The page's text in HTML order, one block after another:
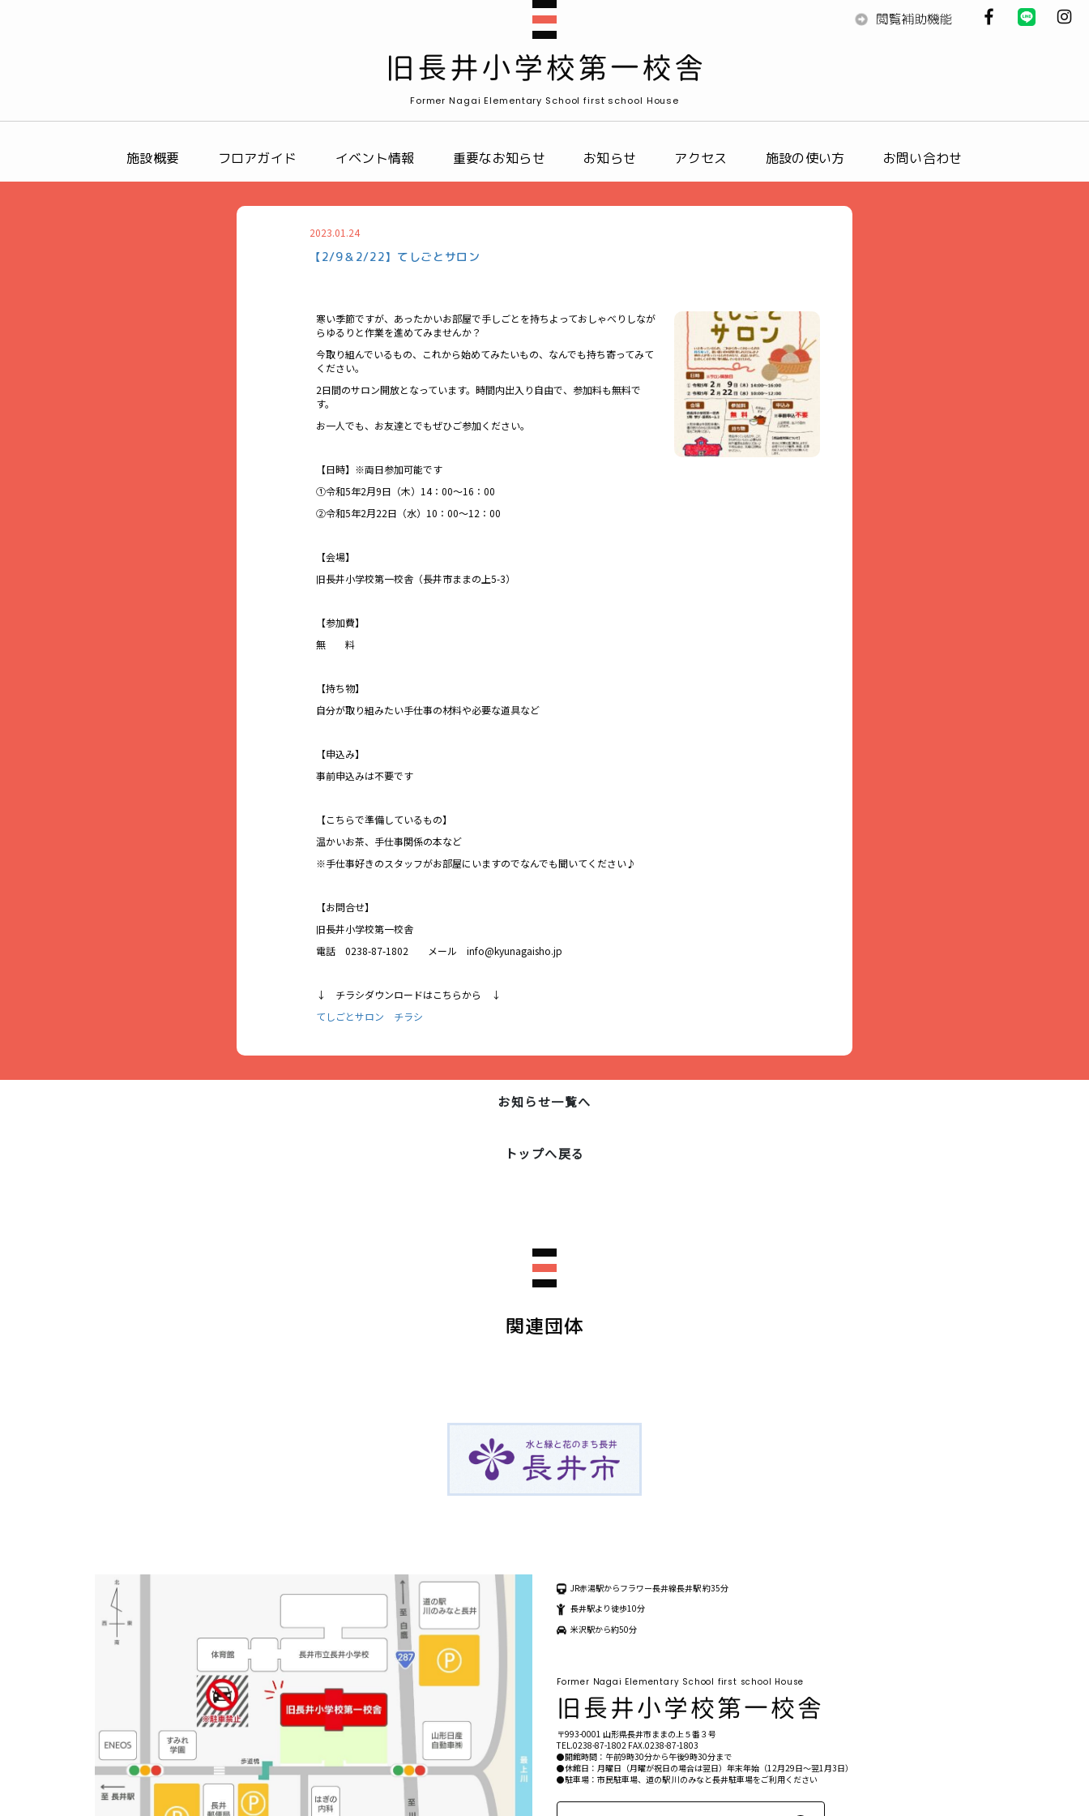
Former Nagai Elementary School first school House
施設概要 フロアガイド イベント情報 重要なお知らせ お知らせ アクセス 施設の使い方 お問い合わせ
2023.01.24
【2/9＆2/22】てしごとサロン
寒い季節ですが、あったかいお部屋で手しごとを持ちよっておしゃべりしなが
らゆるりと作業を進めてみませんか？
今取り組んでいるもの、これから始めてみたいもの、なんでも持ち寄ってみて
ください。
2日間のサロン開放となっています。時間内出入り自由で、参加料も無料で
す。
お一人でも、お友達とでもぜひご参加ください。
【日時】※両日参加可能です
①令和5年2月9日（木）14：00～16：00
②令和5年2月22日（水）10：00～12：00
【会場】
旧長井小学校第一校舎（長井市ままの上5-3）
【参加費】
無 料
【持ち物】
自分が取り組みたい手仕事の材料や必要な道具など
【申込み】
事前申込みは不要です
【こちらで準備しているもの】
温かいお茶、手仕事関係の本など
※手仕事好きのスタッフがお部屋にいますのでなんでも聞いてください♪
【お問合せ】
旧長井小学校第一校舎
電話 0238-87-1802 メール info@kyunagaisho.jp
↓ チラシダウンロードはこちらから ↓
てしごとサロン チラシ
お知らせ一覧へ
トップへ戻る
関連団体
JR赤湯駅からフラワー長井線長井駅 約35分
長井駅より徒歩10分
米沢駅から約50分
Former Nagai Elementary School first school House
〒993-0001 山形県長井市ままの上５番３号
TEL.0238-87-1802 FAX.0238-87-1803
●開館時間：午前9時30分から午後9時30分まで
●休館日：月曜日（月曜が祝日の場合は翌日）年末年始（12月29日〜翌1月3日）
●駐車場：市民駐車場、道の駅 川のみなと長井駐車場をご利用ください